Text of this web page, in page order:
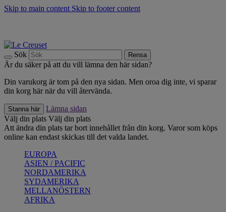
Skip to main content Skip to footer content
Sök Rensa
Är du säker på att du vill lämna den här sidan?
Din varukorg är tom på den nya sidan. Men oroa dig inte, vi sparar
din korg här när du vill återvända.
Stanna här
Lämna sidan
Välj din plats Välj din plats
Att ändra din plats tar bort innehållet från din korg. Varor som köps
online kan endast skickas till det valda landet.
EUROPA
ASIEN / PACIFIC
NORDAMERIKA
SYDAMERIKA
MELLANÖSTERN
AFRIKA